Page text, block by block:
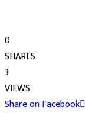
0
SHARES
3
VIEWS
Share on Facebook